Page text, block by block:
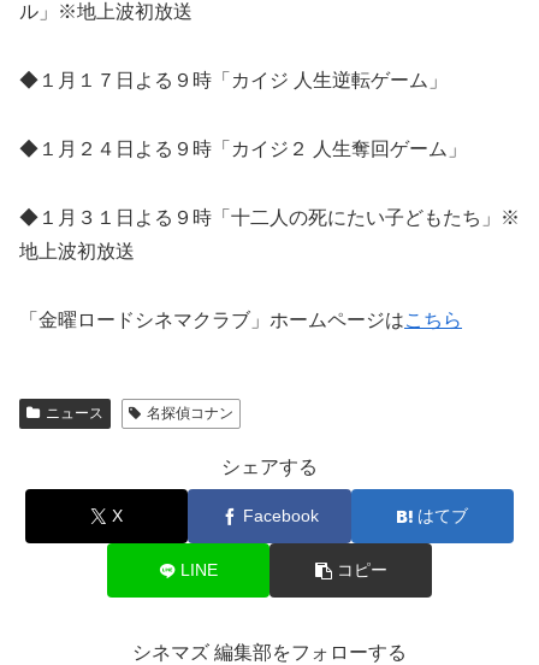
ル」※地上波初放送
◆１月１７日よる９時「カイジ 人生逆転ゲーム」
◆１月２４日よる９時「カイジ２ 人生奪回ゲーム」
◆１月３１日よる９時「十二人の死にたい子どもたち」※
地上波初放送
「金曜ロードシネマクラブ」ホームページはこちら
ニュース 名探偵コナン
シェアする
X Facebook はてブ
LINE コピー
シネマズ 編集部をフォローする